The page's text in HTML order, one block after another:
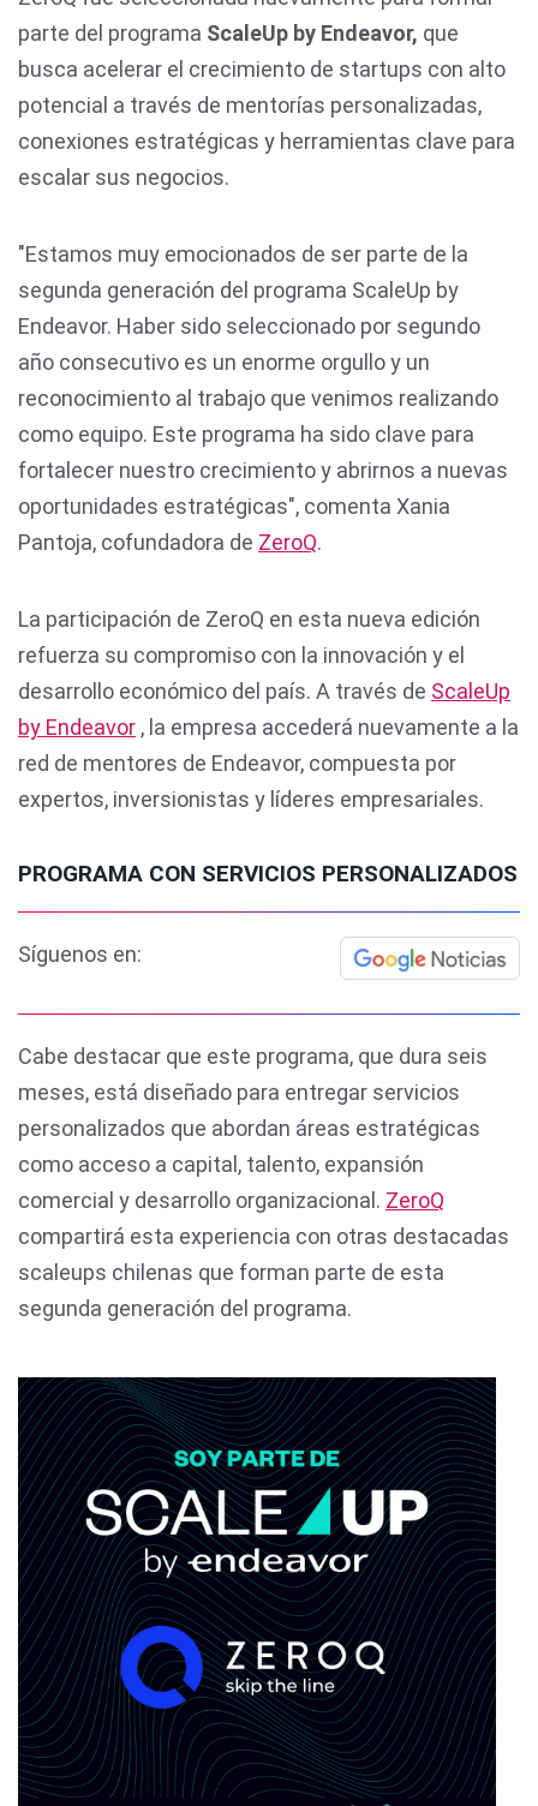
parte del programa ScaleUp by Endeavor, que
busca acelerar el crecimiento de startups con alto
potencial a través de mentorías personalizadas,
conexiones estratégicas y herramientas clave para
escalar sus negocios.
"Estamos muy emocionados de ser parte de la
segunda generación del programa ScaleUp by
Endeavor. Haber sido seleccionado por segundo
año consecutivo es un enorme orgullo y un
reconocimiento al trabajo que venimos realizando
como equipo. Este programa ha sido clave para
fortalecer nuestro crecimiento y abrirnos a nuevas
oportunidades estratégicas", comenta Xania
Pantoja, cofundadora de ZeroQ.
La participación de ZeroQ en esta nueva edición
refuerza su compromiso con la innovación y el
desarrollo económico del país. A través de ScaleUp
by Endeavor , la empresa accederá nuevamente a la
red de mentores de Endeavor, compuesta por
expertos, inversionistas y líderes empresariales.
PROGRAMA CON SERVICIOS PERSONALIZADOS
Síguenos en:
Cabe destacar que este programa, que dura seis
meses, está diseñado para entregar servicios
personalizados que abordan áreas estratégicas
como acceso a capital, talento, expansión
comercial y desarrollo organizacional. ZeroQ
compartirá esta experiencia con otras destacadas
scaleups chilenas que forman parte de esta
segunda generación del programa.